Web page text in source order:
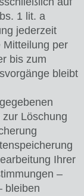
1 lit. a
jederzeit
Mitteilung per
bis zum
bleibt
Löschung
Ihrer
–
bleiben